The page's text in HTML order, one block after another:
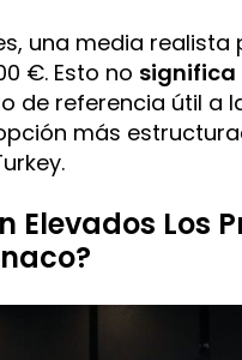
una media
€. Esto no significa
de referencia útil a
más
Elevados Los